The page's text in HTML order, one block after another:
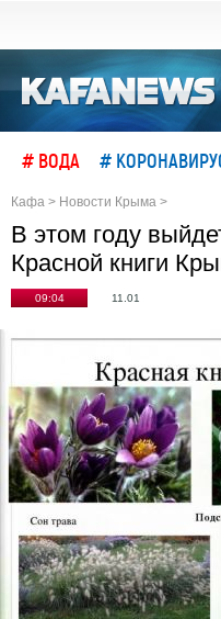
# ВОДА #
Кафа > Новости Крыма >
В этом году
Красной книги
09:04 11.01